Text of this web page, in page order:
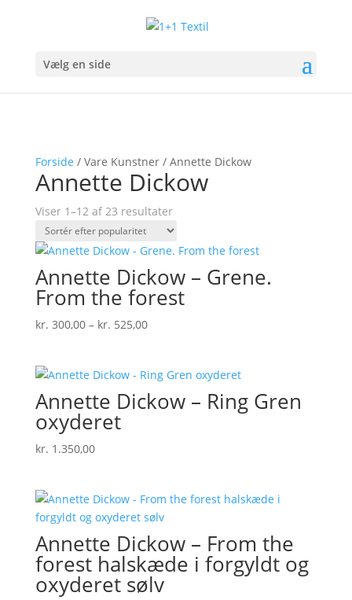
Vælg en side
Forside / Vare Kunstner / Annette Dickow
Annette Dickow
Viser 1–12 af 23 resultaterSorteret
efter
popularitet
Annette Dickow – Grene.
From the forest
kr. 300,00 – kr. 525,00Prisinterval:
kr. 525,00
Annette Dickow – Ring Gren
oxyderet
kr. 1.350,00
Annette Dickow – From the
forest halskæde i forgyldt og
oxyderet sølv